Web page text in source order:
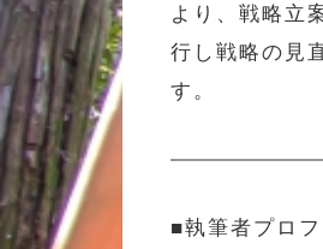
より、戦略立
行し戦略の見
す。
■執筆者プロ